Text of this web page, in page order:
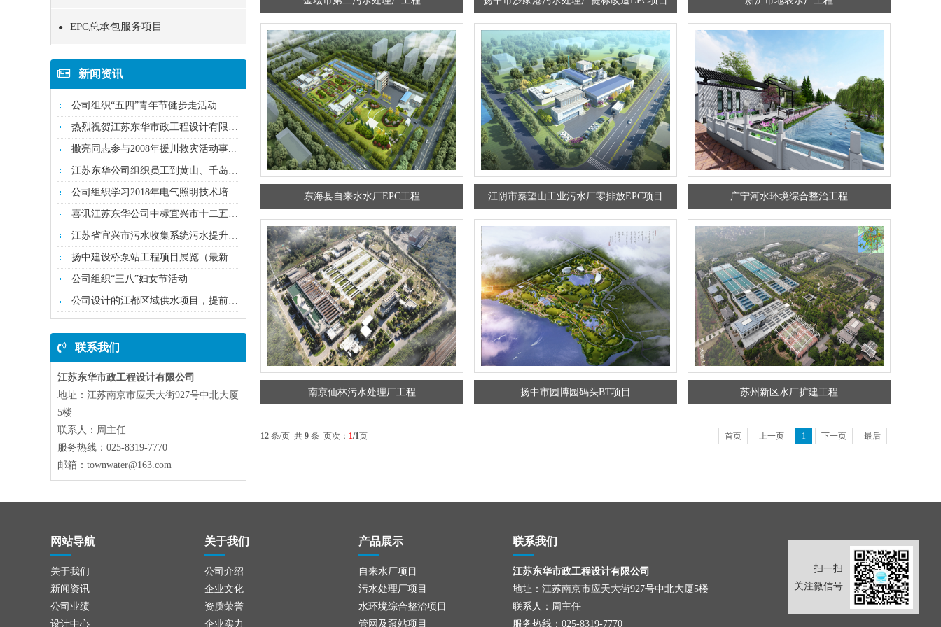
● EPC总承包服务项目
新闻资讯
公司组织“五四”青年节健步走活动
热烈祝贺江苏东华市政工程设计有限公司...
撒亮同志参与2008年援川救灾活动事...
江苏东华公司组织员工到黄山、千岛湖三...
公司组织学习2018年电气照明技术培...
喜讯江苏东华公司中标宜兴市十二五污水...
江苏省宜兴市污水收集系统污水提升泵站...
扬中建设桥泵站工程项目展览（最新20...
公司组织“三八”妇女节活动
公司设计的江都区域供水项目，提前全覆...
联系我们
江苏东华市政工程设计有限公司
地址：江苏南京市应天大街927号中北大厦
5楼
联系人：周主任
服务热线：025-8319-7770
邮箱：townwater@163.com
东海县自来水水厂EPC工程 江阴市秦望山工业污水厂零排放EPC项目 广宁河水环境综合整治工程
南京仙林污水处理厂工程 扬中市园博园码头BT项目 苏州新区水厂扩建工程
12 条/页 共 9 条 页次： 1/1页 首页 上一页 1 下一页 最后
网站导航
关于我们
新闻资讯
公司业绩
设计中心
关于我们
公司介绍
企业文化
资质荣誉
企业实力
产品展示
自来水厂项目
污水处理厂项目
水环境综合整治项目
管网及泵站项目
联系我们
江苏东华市政工程设计有限公司
地址：江苏南京市应天大街927号中北大厦5楼
联系人：周主任
服务热线：025-8319-7770
扫一扫
关注微信号